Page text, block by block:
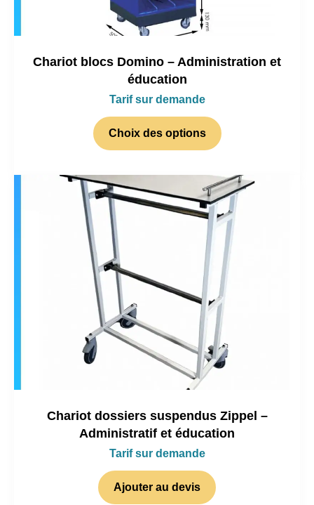
Chariot blocs Domino – Administration et
éducation
Tarif sur demande
Choix des options
Chariot dossiers suspendus Zippel –
Administratif et éducation
Tarif sur demande
Ajouter au devis